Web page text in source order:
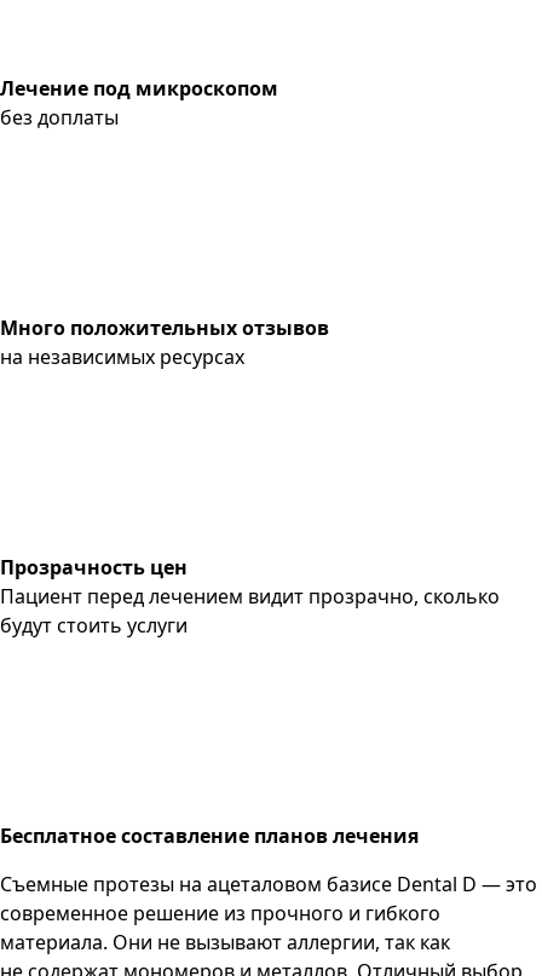
Лечение под микроскопом
без доплаты
Много положительных отзывов
на независимых ресурсах
Прозрачность цен
Пациент перед лечением видит прозрачно, сколько
будут стоить услуги
Бесплатное составление планов лечения
Съемные протезы на ацеталовом базисе Dental D — это
современное решение из прочного и гибкого
материала. Они не вызывают аллергии, так как